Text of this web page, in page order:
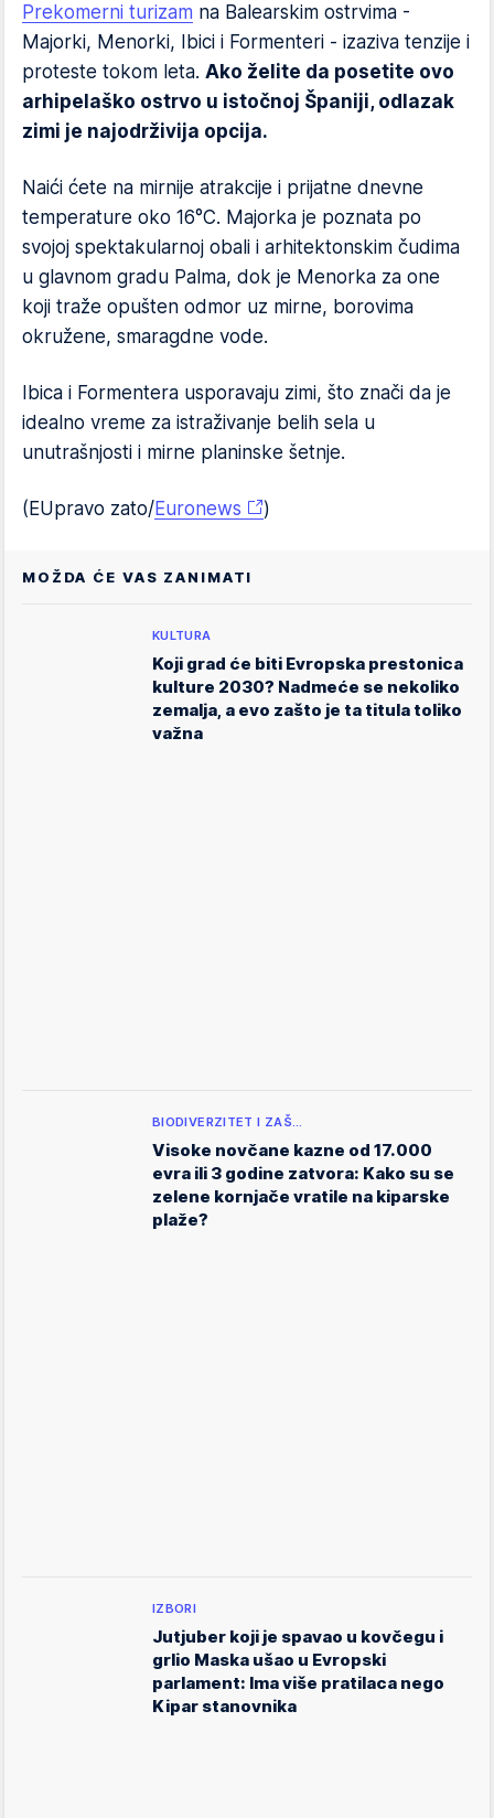
Prekomerni turizam na Balearskim ostrvima -
Majorki, Menorki, Ibici i Formenteri - izaziva tenzije i
proteste tokom leta. Ako želite da posetite ovo
arhipelaško ostrvo u istočnoj Španiji, odlazak
zimi je najodrživija opcija.
Naići ćete na mirnije atrakcije i prijatne dnevne
temperature oko 16°C. Majorka je poznata po
svojoj spektakularnoj obali i arhitektonskim čudima
u glavnom gradu Palma, dok je Menorka za one
koji traže opušten odmor uz mirne, borovima
okružene, smaragdne vode.
Ibica i Formentera usporavaju zimi, što znači da je
idealno vreme za istraživanje belih sela u
unutrašnjosti i mirne planinske šetnje.
(EUpravo zato/Euronews )
MOŽDA ĆE VAS ZANIMATI
KULTURA
Koji grad će biti Evropska prestonica
kulture 2030? Nadmeće se nekoliko
zemalja, a evo zašto je ta titula toliko
važna
BIODIVERZITET I ZAŠ…
Visoke novčane kazne od 17.000
evra ili 3 godine zatvora: Kako su se
zelene kornjače vratile na kiparske
plaže?
IZBORI
Jutjuber koji je spavao u kovčegu i
grlio Maska ušao u Evropski
parlament: Ima više pratilaca nego
Kipar stanovnika